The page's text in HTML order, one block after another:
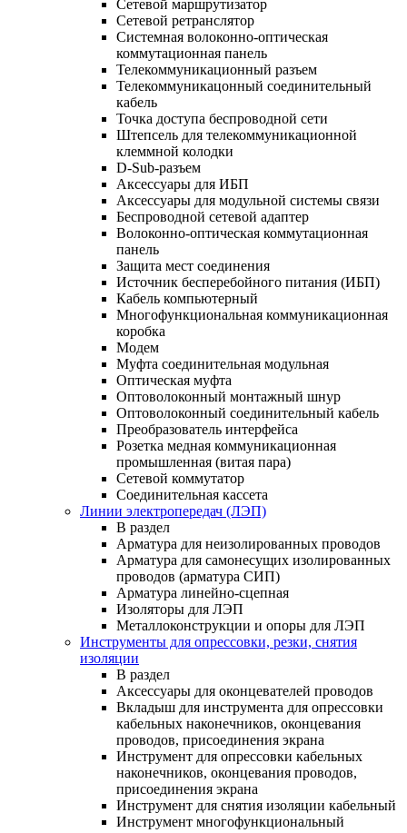
Сетевой маршрутизатор
Сетевой ретранслятор
Системная волоконно-оптическая
коммутационная панель
Телекоммуникационный разъем
Телекоммуникацонный соединительный
кабель
Точка доступа беспроводной сети
Штепсель для телекоммуникационной
клеммной колодки
D-Sub-разъем
Аксессуары для ИБП
Аксессуары для модульной системы связи
Беспроводной сетевой адаптер
Волоконно-оптическая коммутационная
панель
Защита мест соединения
Источник бесперебойного питания (ИБП)
Кабель компьютерный
Многофункциональная коммуникационная
коробка
Модем
Муфта соединительная модульная
Оптическая муфта
Оптоволоконный монтажный шнур
Оптоволоконный соединительный кабель
Преобразователь интерфейса
Розетка медная коммуникационная
промышленная (витая пара)
Сетевой коммутатор
Соединительная кассета
Линии электропередач (ЛЭП)
В раздел
Арматура для неизолированных проводов
Арматура для самонесущих изолированных
проводов (арматура СИП)
Арматура линейно-сцепная
Изоляторы для ЛЭП
Металлоконструкции и опоры для ЛЭП
Инструменты для опрессовки, резки, снятия
изоляции
В раздел
Аксессуары для оконцевателей проводов
Вкладыш для инструмента для опрессовки
кабельных наконечников, оконцевания
проводов, присоединения экрана
Инструмент для опрессовки кабельных
наконечников, оконцевания проводов,
присоединения экрана
Инструмент для снятия изоляции кабельный
Инструмент многофункциональный